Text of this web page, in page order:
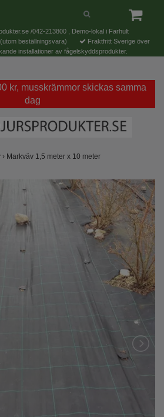
/042-213800 , Demo-lokal i Farhult
beställningsvara)
Fraktfritt Sverige över
installationer av fågelskyddsprodukter.
kr, musskrämmor skickas samma
dag
› Markväv 1,5 meter x 10 meter